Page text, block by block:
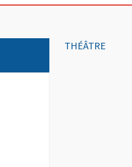
THÉÂTRE